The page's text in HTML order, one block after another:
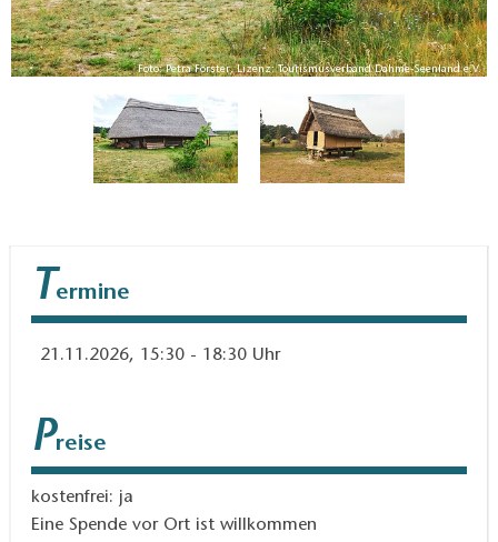
Foto: Petra Förster, Lizenz: Tourismusverband Dahme-Seenland e.V.
T ermine
21.11.2026, 15:30 - 18:30 Uhr
Preise
kostenfrei: ja
Eine Spende vor Ort ist willkommen